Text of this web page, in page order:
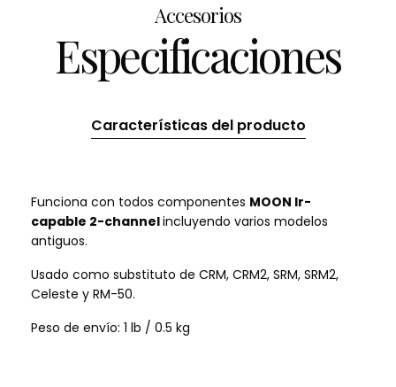
Accesorios
Especificaciones
Características del producto
Funciona con todos componentes MOON Ir-
capable 2-channelincluyendo varios modelos
antiguos.
Usado como substituto de CRM, CRM2, SRM, SRM2,
Celeste y RM-50.
Peso de envío: 1 lb / 0.5 kg